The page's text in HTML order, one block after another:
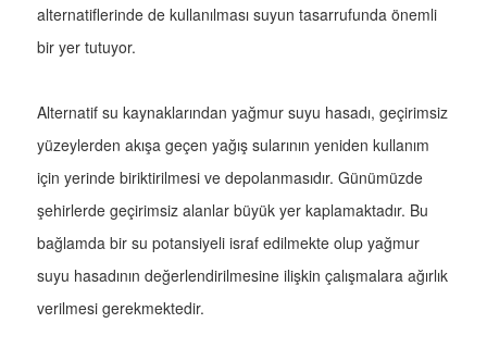
alternatiflerinde de kullanılması suyun tasarrufunda önemli
bir yer tutuyor.
Alternatif su kaynaklarından yağmur suyu hasadı, geçirimsiz
yüzeylerden akışa geçen yağış sularının yeniden kullanım
için yerinde biriktirilmesi ve depolanmasıdır. Günümüzde
şehirlerde geçirimsiz alanlar büyük yer kaplamaktadır. Bu
bağlamda bir su potansiyeli israf edilmekte olup yağmur
suyu hasadının değerlendirilmesine ilişkin çalışmalara ağırlık
verilmesi gerekmektedir.